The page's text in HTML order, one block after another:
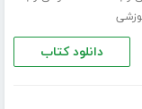
دانلود کتاب